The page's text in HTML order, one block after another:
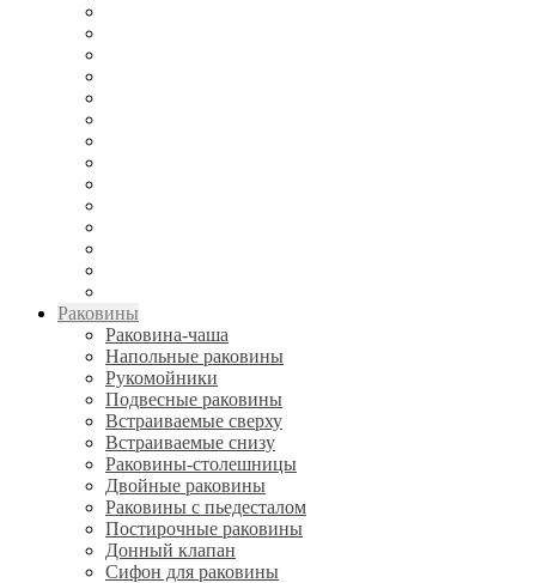
Раковины
Раковина-чаша
Напольные раковины
Рукомойники
Подвесные раковины
Встраиваемые сверху
Встраиваемые снизу
Раковины-столешницы
Двойные раковины
Раковины с пьедесталом
Постирочные раковины
Донный клапан
Сифон для раковины